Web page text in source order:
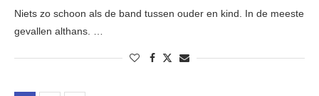
Niets zo schoon als de band tussen ouder en kind. In de meeste
gevallen althans. …